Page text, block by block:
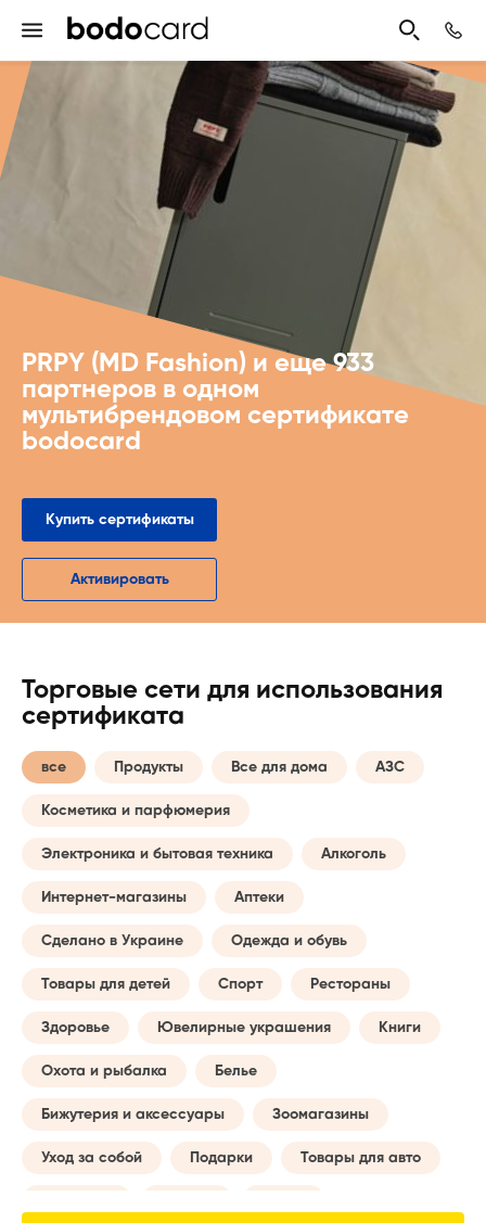
PRPY (MD Fashion) и еще 933
партнеров в одном
мультибрендовом сертификате
bodocard
Купить сертификаты
Активировать
Торговые сети для использования
сертификата
все Продукты Все для дома АЗС
Косметика и парфюмерия
Электроника и бытовая техника Алкоголь
Интернет-магазины Аптеки
Сделано в Украине Одежда и обувь
Товары для детей Спорт Рестораны
Здоровье Ювелирные украшения Книги
Охота и рыбалка Белье
Бижутерия и аксессуары Зоомагазины
Уход за собой Подарки Товары для авто